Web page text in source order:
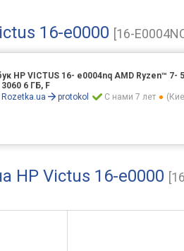
16-e0000 [16-
HP VICTUS 16- e0004nq AMD Ryzen™ 7-
6 ГБ, F
Rozetka.ua protokol С нами 7 лет
HP Victus 16-e0000